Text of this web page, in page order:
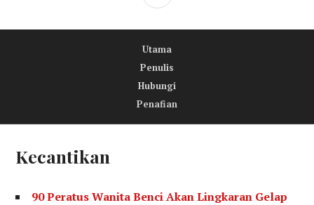
D
B
A
Utama
Penulis
Hubungi
Penafian
Kecantikan
90 Peratus Wanita Benci Akan Lingkaran Gelap